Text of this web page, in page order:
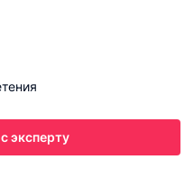
эксперту